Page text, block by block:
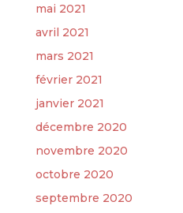
mai 2021
avril 2021
mars 2021
février 2021
janvier 2021
décembre 2020
novembre 2020
octobre 2020
septembre 2020